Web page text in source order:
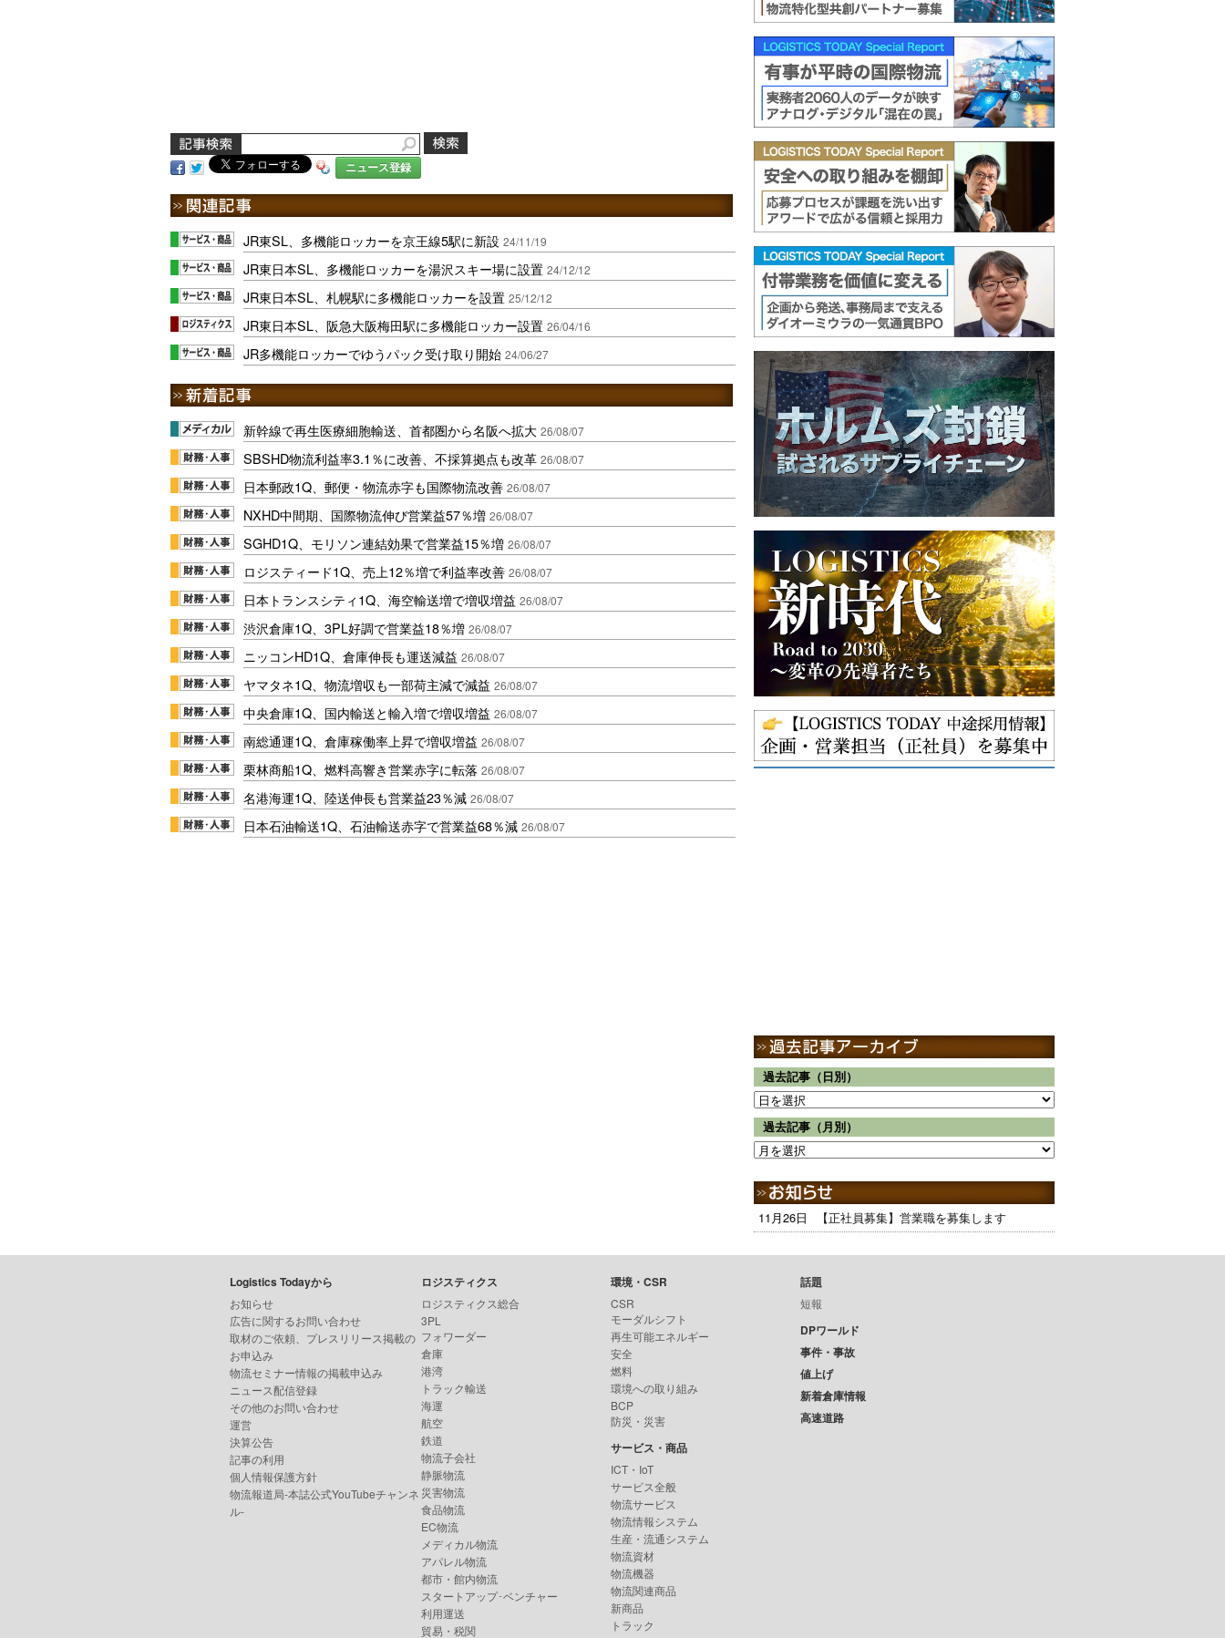
ニュース登録
JR東SL、多機能ロッカーを京王線5駅に新設 24/11/19
JR東日本SL、多機能ロッカーを湯沢スキー場に設置 24/12/12
JR東日本SL、札幌駅に多機能ロッカーを設置 25/12/12
JR東日本SL、阪急大阪梅田駅に多機能ロッカー設置 26/04/16
JR多機能ロッカーでゆうパック受け取り開始 24/06/27
新幹線で再生医療細胞輸送、首都圏から名阪へ拡大 26/08/07
SBSHD物流利益率3.1％に改善、不採算拠点も改革 26/08/07
日本郵政1Q、郵便・物流赤字も国際物流改善 26/08/07
NXHD中間期、国際物流伸び営業益57％増 26/08/07
SGHD1Q、モリソン連結効果で営業益15％増 26/08/07
ロジスティード1Q、売上12％増で利益率改善 26/08/07
日本トランスシティ1Q、海空輸送増で増収増益 26/08/07
渋沢倉庫1Q、3PL好調で営業益18％増 26/08/07
ニッコンHD1Q、倉庫伸長も運送減益 26/08/07
ヤマタネ1Q、物流増収も一部荷主減で減益 26/08/07
中央倉庫1Q、国内輸送と輸入増で増収増益 26/08/07
南総通運1Q、倉庫稼働率上昇で増収増益 26/08/07
栗林商船1Q、燃料高響き営業赤字に転落 26/08/07
名港海運1Q、陸送伸長も営業益23％減 26/08/07
日本石油輸送1Q、石油輸送赤字で営業益68％減 26/08/07
過去記事（日別）
過去記事（月別）
11月26日 【正社員募集】営業職を募集します
Logistics Todayから
お知らせ
広告に関するお問い合わせ
取材のご依頼、プレスリリース掲載の
お申込み
物流セミナー情報の掲載申込み
ニュース配信登録
その他のお問い合わせ
運営
決算公告
記事の利用
個人情報保護方針
物流報道局-本誌公式YouTubeチャンネ
ル-
ロジスティクス
ロジスティクス総合
3PL
フォワーダー
倉庫
港湾
トラック輸送
海運
航空
鉄道
物流子会社
静脈物流
災害物流
食品物流
EC物流
メディカル物流
アパレル物流
都市・館内物流
スタートアップ･ベンチャー
利用運送
貿易・税関
環境・CSR
CSR
モーダルシフト
再生可能エネルギー
安全
燃料
環境への取り組み
BCP
防災・災害
サービス・商品
ICT・IoT
サービス全般
物流サービス
物流情報システム
生産・流通システム
物流資材
物流機器
物流関連商品
新商品
トラック
話題
短報
DPワールド
事件・事故
値上げ
新着倉庫情報
高速道路